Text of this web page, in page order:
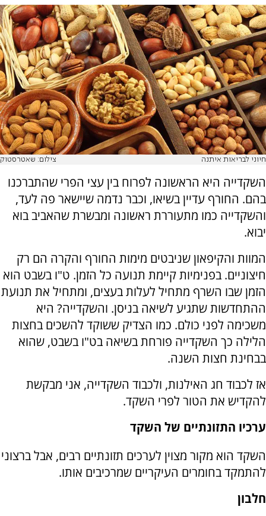
חיוני לבריאות איתנה צילום: שאטרסטוק
השקדייה היא הראשונה לפרוח בין עצי הפרי שהתברכנו
בהם. החורף עדיין בשיאו, וכבר נדמה שיישאר פה לעד,
והשקדייה כמו מתעוררת ראשונה ומבשרת שהאביב בוא
יבוא.
המוות והקיפאון שניבטים מימות החורף והקרה הם רק
חיצוניים. בפנימיות קיימת תנועה כל הזמן. ט"ו בשבט הוא
הזמן שבו השרף מתחיל לעלות בעצים, ומתחיל את תנועת
ההתחדשות שתגיע לשיאה בניסן. והשקדייה? היא
משכימה לפני כולם. כמו הצדיק ששוקד להשכים בחצות
הלילה כך השקדייה פורחת בשיאה בט"ו בשבט, שהוא
בבחינת חצות השנה.
אז לכבוד חג האילנות, ולכבוד השקדייה, אני מבקשת
להקדיש את הטור לפרי השקד.
ערכיו התזונתיים של השקד
השקד הוא מקור מצוין לערכים תזונתיים רבים, אבל ברצוני
להתמקד בחומרים העיקריים שמרכיבים אותו.
חלבון